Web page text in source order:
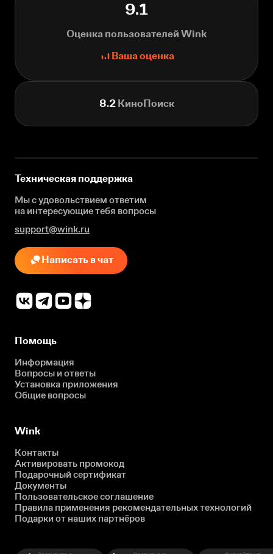
9.1
Оценка пользователей Wink
Ваша оценка
8.2КиноПоиск
Техническая поддержка
Мы с удовольствием ответим
на интересующиетебя вопросы
support@wink.ru
Написать в чат
Помощь
Информация
Вопросы и ответы
Установка приложения
Общие вопросы
Wink
Контакты
Активировать промокод
Подарочный сертификат
Документы
Пользовательское соглашение
Правила применения рекомендательных технологий
Подарки от наших партнёров